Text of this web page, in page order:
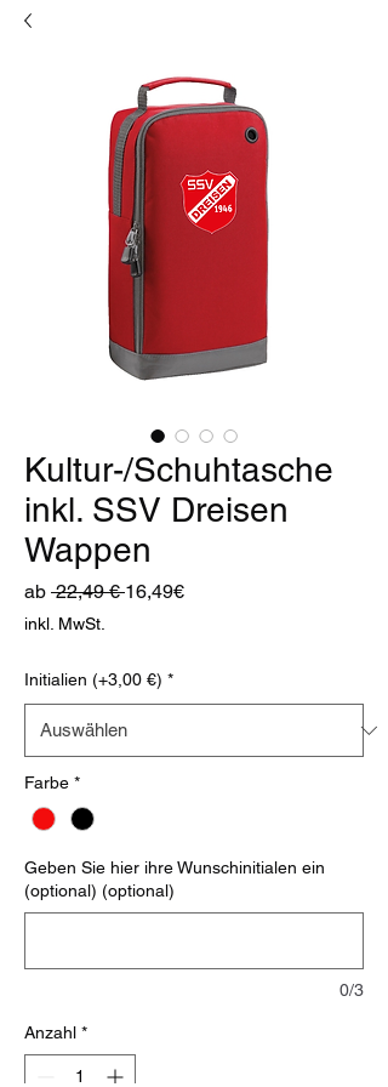
Kultur-/Schuhtasche
inkl. SSV Dreisen
Wappen
ab 22,49 € Standardpreis
16,49€Sale-
inkl. MwSt.
Initialien (+3,00 €) *
Farbe *
Geben Sie hier ihre Wunschinitialen ein
(optional) (optional)
0/3
Anzahl *